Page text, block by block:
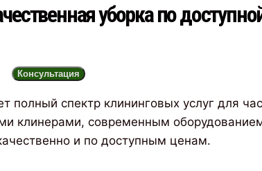
уборка по
Консультация
полный спектр клининговых услуг для
клинерами, современным
и по доступным ценам.